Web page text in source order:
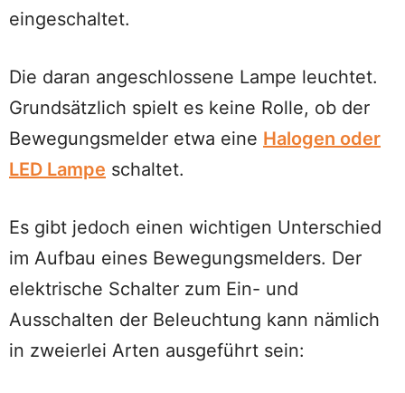
eingeschaltet.
Die daran angeschlossene Lampe leuchtet.
Grundsätzlich spielt es keine Rolle, ob der
Bewegungsmelder etwa eine Halogen oder
LED Lampe schaltet.
Es gibt jedoch einen wichtigen Unterschied
im Aufbau eines Bewegungsmelders. Der
elektrische Schalter zum Ein- und
Ausschalten der Beleuchtung kann nämlich
in zweierlei Arten ausgeführt sein: